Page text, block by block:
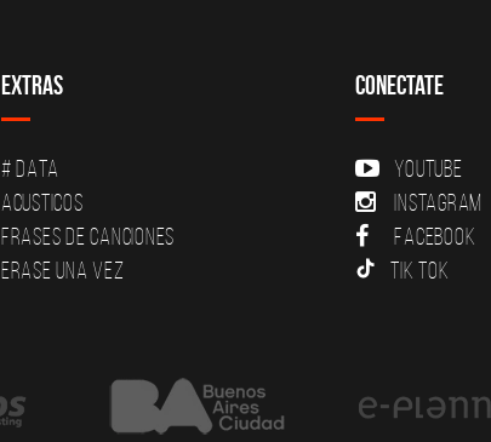
Extras
# DATA
Acusticos
Frases de canciones
Erase una vez
Conectate
YouTube
Instagram
Facebook
Tik Tok